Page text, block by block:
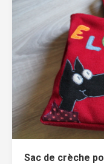
Sac de crèche